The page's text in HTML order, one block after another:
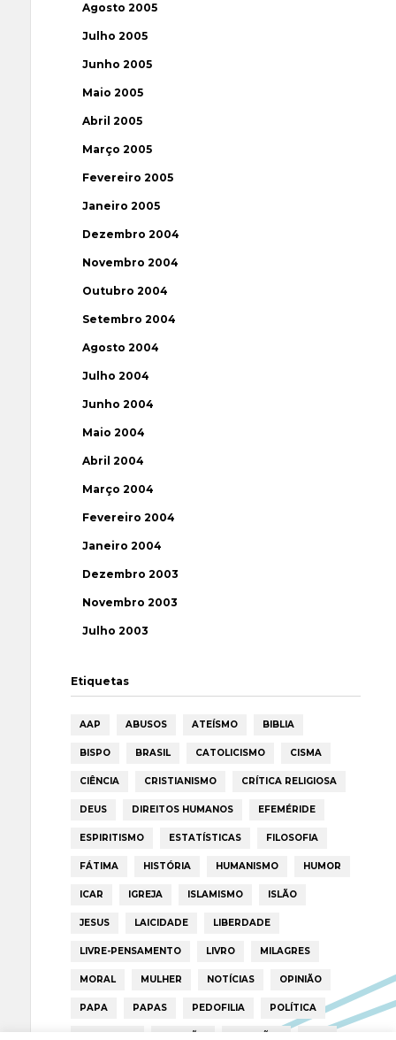
Agosto 2005
Julho 2005
Junho 2005
Maio 2005
Abril 2005
Março 2005
Fevereiro 2005
Janeiro 2005
Dezembro 2004
Novembro 2004
Outubro 2004
Setembro 2004
Agosto 2004
Julho 2004
Junho 2004
Maio 2004
Abril 2004
Março 2004
Fevereiro 2004
Janeiro 2004
Dezembro 2003
Novembro 2003
Julho 2003
Etiquetas
AAP ABUSOS ATEÍSMO BIBLIA
BISPO BRASIL CATOLICISMO CISMA
CIÊNCIA CRISTIANISMO CRÍTICA RELIGIOSA
DEUS DIREITOS HUMANOS EFEMÉRIDE
ESPIRITISMO ESTATÍSTICAS FILOSOFIA
FÁTIMA HISTÓRIA HUMANISMO HUMOR
ICAR IGREJA ISLAMISMO ISLÃO
JESUS LAICIDADE LIBERDADE
LIVRE-PENSAMENTO LIVRO MILAGRES
MORAL MULHER NOTÍCIAS OPINIÃO
PAPA PAPAS PEDOFILIA POLÍTICA
PORTUGAL RELIGIÃO RELIGIÕES RTP